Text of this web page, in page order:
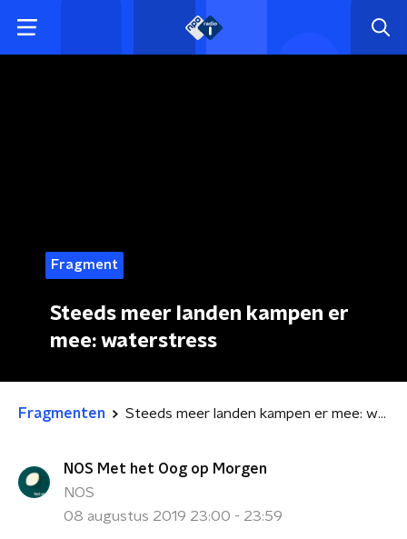
Fragment
Steeds meer landen kampen er
mee: waterstress
Fragmenten Steeds meer landen kampen er mee: waterstress
NOS Met het Oog op Morgen
NOS
08 augustus 2019 23:00 - 23:59